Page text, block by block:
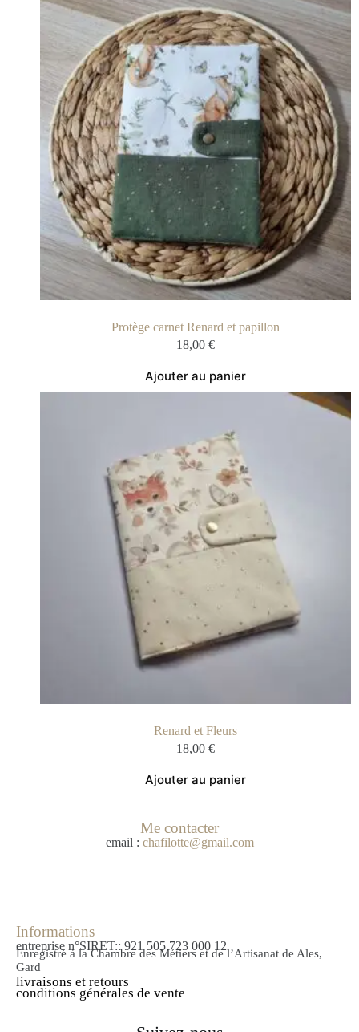
Protège carnet Renard et papillon
18,00 €
Ajouter au panier
Renard et Fleurs
18,00 €
Ajouter au panier
Me contacter
email : chafilotte@gmail.com
Informations
entreprise n°SIRET:: 921 505 723 000 12
Enregistré à la Chambre des Métiers et de l’Artisanat de Ales,
Gard
livraisons et retours
conditions générales de vente